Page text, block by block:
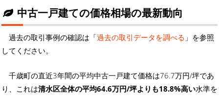
中古一戸建ての価格相場の最新動向
過去の取引事例の確認は「過去の取引データを調べる 」を参照
してください。
千歳町の直近3年間の平均中古一戸建て価格は76.7万円/坪であ
り、これは清水区全体の平均64.6万円/坪よりも18.8%高い水準を